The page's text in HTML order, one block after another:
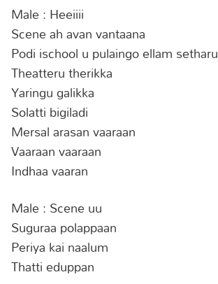
Male : Heeiiii
Scene ah avan vantaana
Podi ischool u pulaingo ellam setharu
Theatteru therikka
Yaringu galikka
Solatti bigiladi
Mersal arasan vaaraan
Vaaraan vaaraan
Indhaa vaaran
Male : Scene uu
Suguraa polappaan
Periya kai naalum
Thatti eduppan